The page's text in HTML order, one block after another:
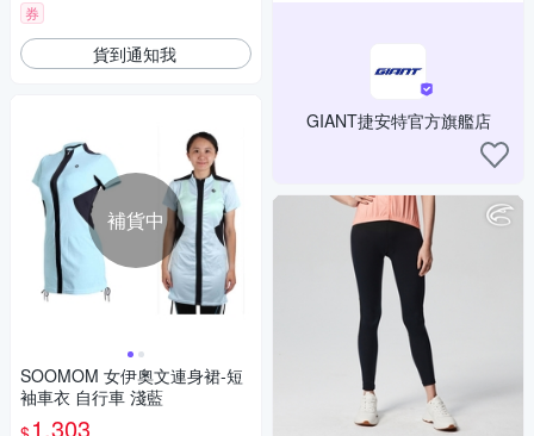
券
貨到通知我
補貨中
SOOMOM 女伊奧文連身裙-短
袖車衣 自行車 淺藍
1,303
GIANT捷安特官方旗艦店